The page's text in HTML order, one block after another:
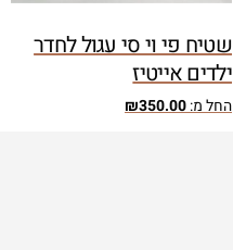
שטיח פי וי סי עגול לחדר
ילדים אייטיז
החל מ: ₪350.00